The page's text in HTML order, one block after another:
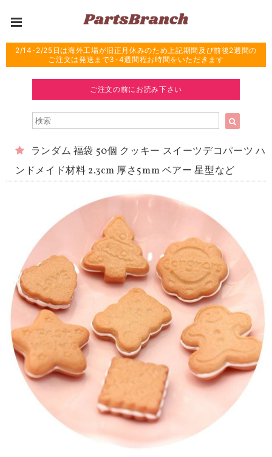
2/14-2/25日は海外工場が旧正月休みのため上記期間及び前後2週間の
ご注文は発送まで3-4週間程お時間をいただきます
ご注文の前にお読み下さい
ランダム 福袋 50個 クッキー スイーツデコパーツ ハ
ンドメイド材料 2.3cm 厚さ5mm ベアー 星型など